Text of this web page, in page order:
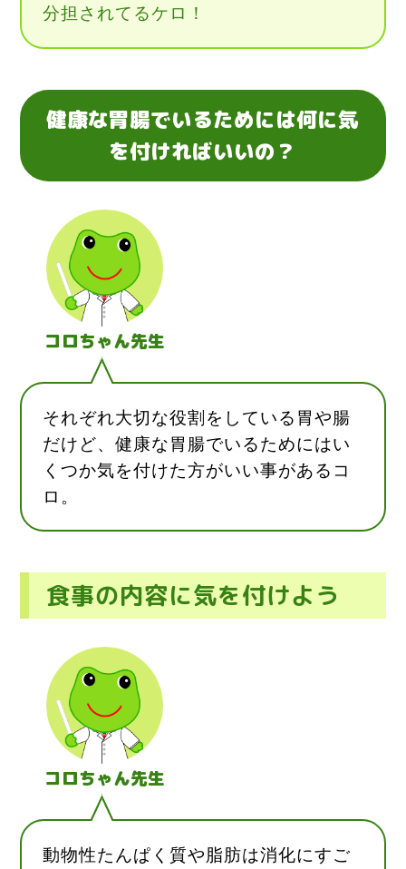
分担されてるケロ！
健康な胃腸でいるためには何に気
を付ければいいの？
コロちゃん先生
それぞれ大切な役割をしている胃や腸
だけど、健康な胃腸でいるためにはい
くつか気を付けた方がいい事があるコ
ロ。
食事の内容に気を付けよう
コロちゃん先生
動物性たんぱく質や脂肪は消化にすご